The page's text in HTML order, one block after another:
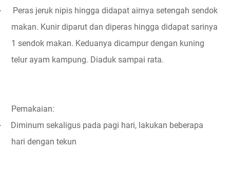
Peras jeruk nipis hingga didapat airnya setengah sendok
makan. Kunir diparut dan diperas hingga didapat sarinya
1 sendok makan. Keduanya dicampur dengan kuning
telur ayam kampung. Diaduk sampai rata.
Pemakaian:
Diminum sekaligus pada pagi hari, lakukan beberapa
hari dengan tekun